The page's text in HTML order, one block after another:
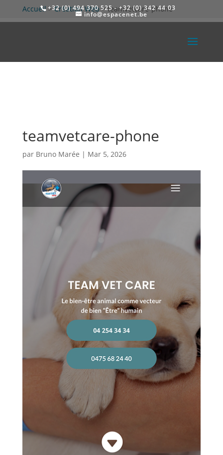
+32 (0) 494 370 525 - +32 (0) 342 44 03
info@espacenet.be
Accueil>Création Web>teamvetcare-phone
teamvetcare-phone
par Bruno Marée | Mar 5, 2026